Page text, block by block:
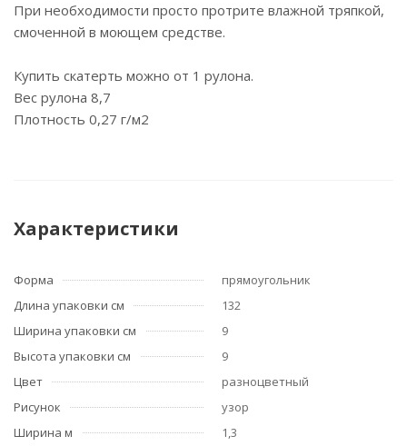
При необходимости просто протрите влажной тряпкой,
смоченной в моющем средстве.
Купить скатерть можно от 1 рулона.
Вес рулона 8,7
Плотность 0,27 г/м2
Характеристики
Форма
прямоугольник
Длина упаковки см
132
Ширина упаковки см
9
Высота упаковки см
9
Цвет
разноцветный
Рисунок
узор
Ширина м
1,3